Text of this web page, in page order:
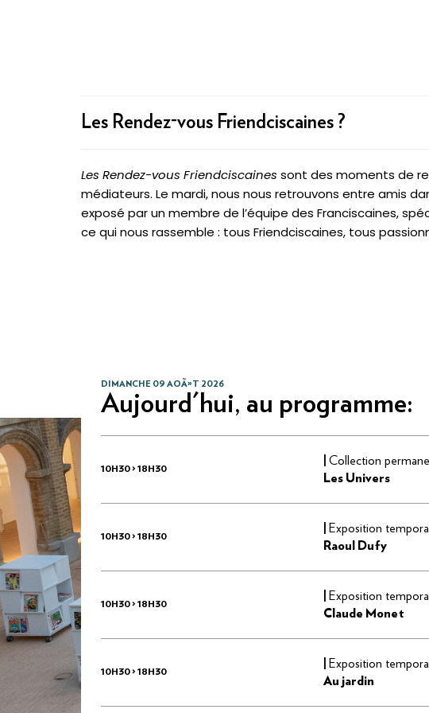
Les Rendez-vous Friendciscaines ?
Les Rendez-vous Friendciscaines sont des moments de
médiateurs. Le mardi, nous nous retrouvons entre amis
exposé par un membre de l’équipe des Franciscaines,
ce qui nous rassemble : tous Friendciscaines, tous
DIMANCHE 09 AOÃ»T 2026
Aujourd'hui, au programme:
10H30 > 18H30
Collection
Les Univers
10H30 > 18H30
Exposition
Raoul Dufy
10H30 > 18H30
Exposition
Claude Monet
10H30 > 18H30
Exposition
Au jardin